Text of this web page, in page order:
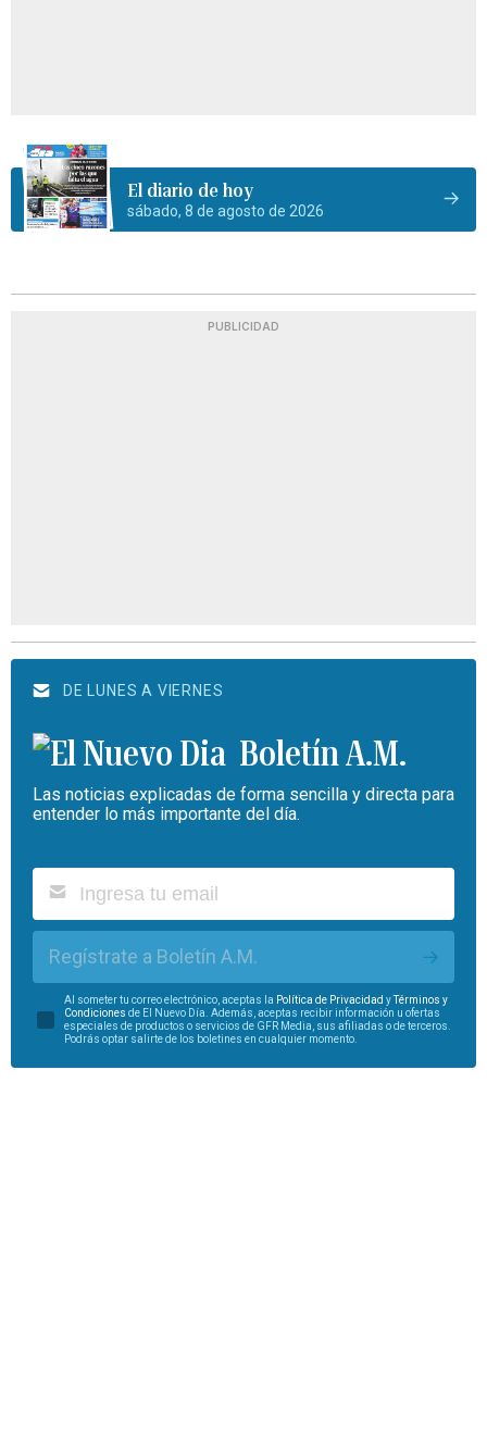
El diario de hoy
sábado, 8 de agosto de 2026
PUBLICIDAD
DE LUNES A VIERNES
Boletín A.M.
Las noticias explicadas de forma sencilla y directa para
entender lo más importante del día.
Regístrate a Boletín A.M.
Al someter tu correo electrónico, aceptas la Política de Privacidad y
Términos y
Condiciones de El Nuevo Día. Además, aceptas recibir información u ofertas
especiales de productos o servicios de GFR Media, sus afiliadas o de terceros.
Podrás optar salirte de los boletines en cualquier momento.